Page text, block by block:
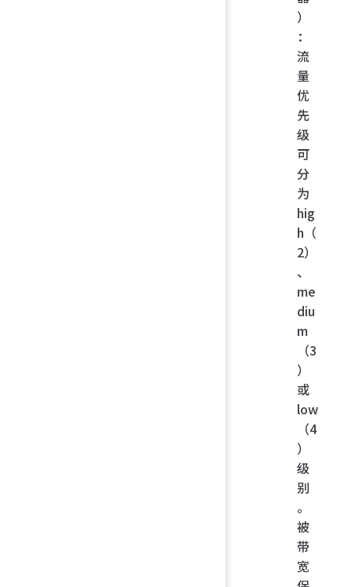
）
：
流
量
优
先
级
可
分
为
hig
h（
2）
、
me
diu
m
（3
）
或
low
（4
）
级
别
。
被
带
宽